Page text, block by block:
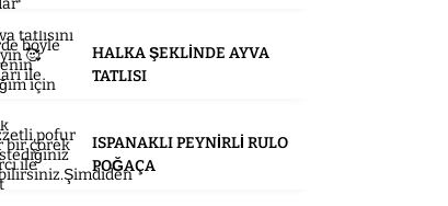
HALKA ŞEKLİNDE AYVA
TATLISI
ISPANAKLI PEYNİRLİ RULO
POĞAÇA